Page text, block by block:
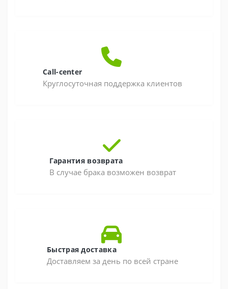
Call-center
Круглосуточная поддержка клиентов
Гарантия возврата
В случае брака возможен возврат
Быстрая доставка
Доставляем за день по всей стране